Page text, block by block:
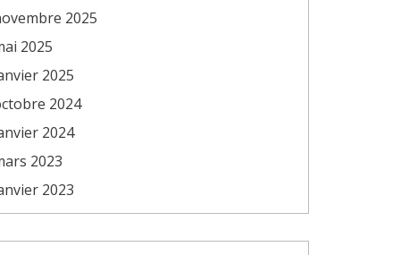
2025
2025
2025
2024
2024
2023
2023